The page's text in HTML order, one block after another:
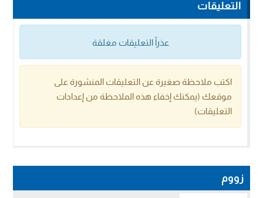
التعليقات
عذراً التعليقات مغلقة
اكتب ملاحظة صغيرة عن التعليقات المنشورة على
موقعك (يمكنك إخفاء هذه الملاحظة من إعدادات
التعليقات)
زووم